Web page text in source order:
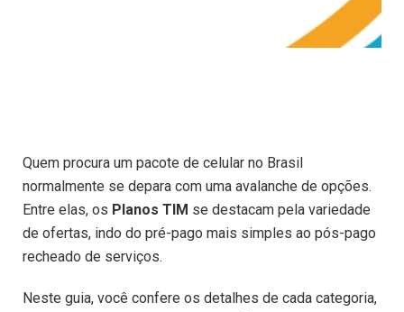
Quem procura um pacote de celular no Brasil
normalmente se depara com uma avalanche de opções.
Entre elas, os Planos TIM se destacam pela variedade
de ofertas, indo do pré-pago mais simples ao pós-pago
recheado de serviços.
Neste guia, você confere os detalhes de cada categoria,